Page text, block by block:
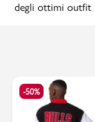
degli ottimi outfit
-50%